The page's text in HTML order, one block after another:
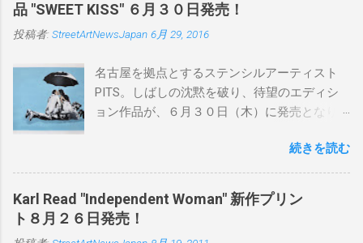
品 "SWEET KISS" ６月３０日発売！
投稿者: StreetArtNewsJapan 6月 29, 2016
名古屋を拠点とするステンシルアーティスト
PITS。しばしの沈黙を破り、待望のエディシ
ョン作品が、６月３０日（木）に発売となり
品に落とし込むスタイルは今作でも健在。(
PITSの過去記事はこちらから ) 発売日：6月30
日(木)19時 タイトル：SWEET KISS カラー：
BLUE/MINT GREEN/PINK/YELLOW エディショ
ン：各色５ サイズ：800mm × 550mm 価格：
続きを読む
Karl Read "Independent Woman" 新作プリン
ト８月２６日発売！